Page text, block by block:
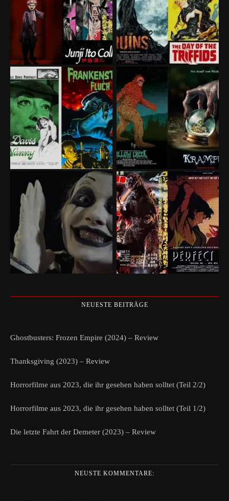
NEUESTE BEITRÄGE
Ghostbusters: Frozen Empire (2024) – Review
Thanksgiving (2023) – Review
Horrorfilme aus 2023, die ihr gesehen haben solltet (Teil 2/2)
Horrorfilme aus 2023, die ihr gesehen haben solltet (Teil 1/2)
Die letzte Fahrt der Demeter (2023) – Review
NEUSTE KOMMENTARE: